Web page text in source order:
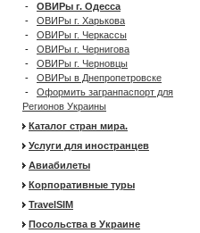
- ОВИРы г. Одесса
- ОВИРы г. Харькова
- ОВИРы г. Черкассы
- ОВИРы г. Чернигова
- ОВИРы г. Черновцы
- ОВИРы в Днепропетровске
- Оформить загранпаспорт для
Регионов Украины
Каталог стран мира.
Услуги для иностранцев
Авиабилеты
Корпоративные туры
TravelSIM
Посольства в Украине